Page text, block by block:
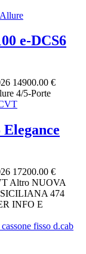
e-DCS6
14900.00 €
4/5-Porte
17200.00 €
Altro NUOVA
474
INFO E